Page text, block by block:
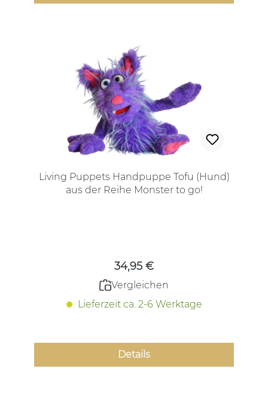
Living Puppets Handpuppe Tofu (Hund)
aus der Reihe Monster to go!
34,95 €
Vergleichen
Lieferzeit ca. 2-6 Werktage
Details